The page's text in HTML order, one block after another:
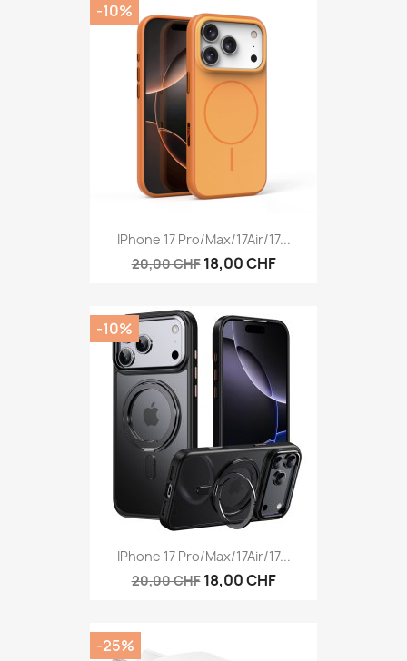
IPhone 17 Pro/Max/17Air/17...
20,00 CHF 18,00 CHF
-10%
IPhone 17 Pro/Max/17Air/17...
20,00 CHF 18,00 CHF
-10%
-25%